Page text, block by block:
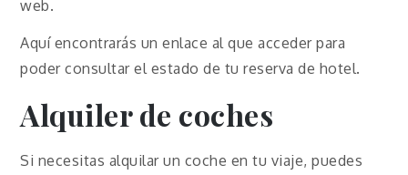
web.
Aquí encontrarás un enlace al que acceder para
poder consultar el estado de tu reserva de hotel.
Alquiler de coches
Si necesitas alquilar un coche en tu viaje, puedes